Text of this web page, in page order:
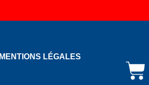
MENTIONS LÉGALES